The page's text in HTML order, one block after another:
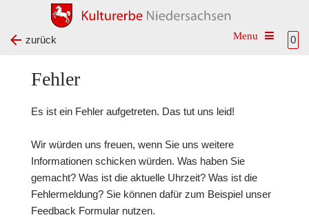
0
Toggle
zurück
Fehler
Es ist ein Fehler aufgetreten. Das tut uns leid!
Wir würden uns freuen, wenn Sie uns weitere
Informationen schicken würden. Was haben Sie
gemacht? Was ist die aktuelle Uhrzeit? Was ist die
Fehlermeldung? Sie können dafür zum Beispiel unser
Feedback Formularnutzen.